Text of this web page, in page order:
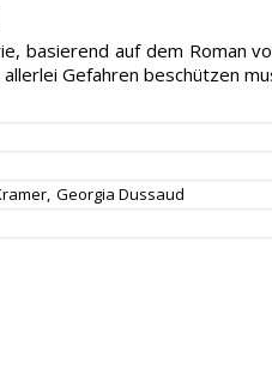
basierend auf dem Roman
Gefahren beschützen
Georgia Dussaud